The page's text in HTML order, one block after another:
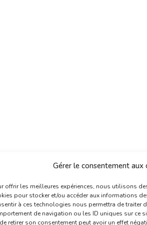
Gérer le consentement aux
offrir les meilleures expériences, nous utilisons
pour stocker et/ou accéder aux informations
à ces technologies nous permettra de traiter
de navigation ou les ID uniques sur ce
retirer son consentement peut avoir un effet